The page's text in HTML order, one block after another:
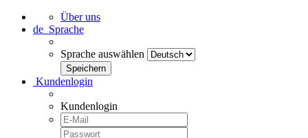
Über uns
de Sprache
Sprache auswählen
Kundenlogin
Kundenlogin